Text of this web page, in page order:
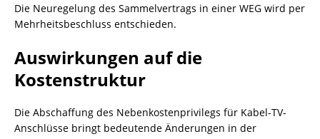
Die Neuregelung des Sammelvertrags in einer WEG wird per
Mehrheitsbeschluss entschieden.
Auswirkungen auf die
Kostenstruktur
Die Abschaffung des Nebenkostenprivilegs für Kabel-TV-
Anschlüsse bringt bedeutende Änderungen in der